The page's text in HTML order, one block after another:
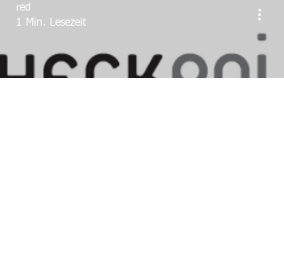
red
1 Min. Lesezeit